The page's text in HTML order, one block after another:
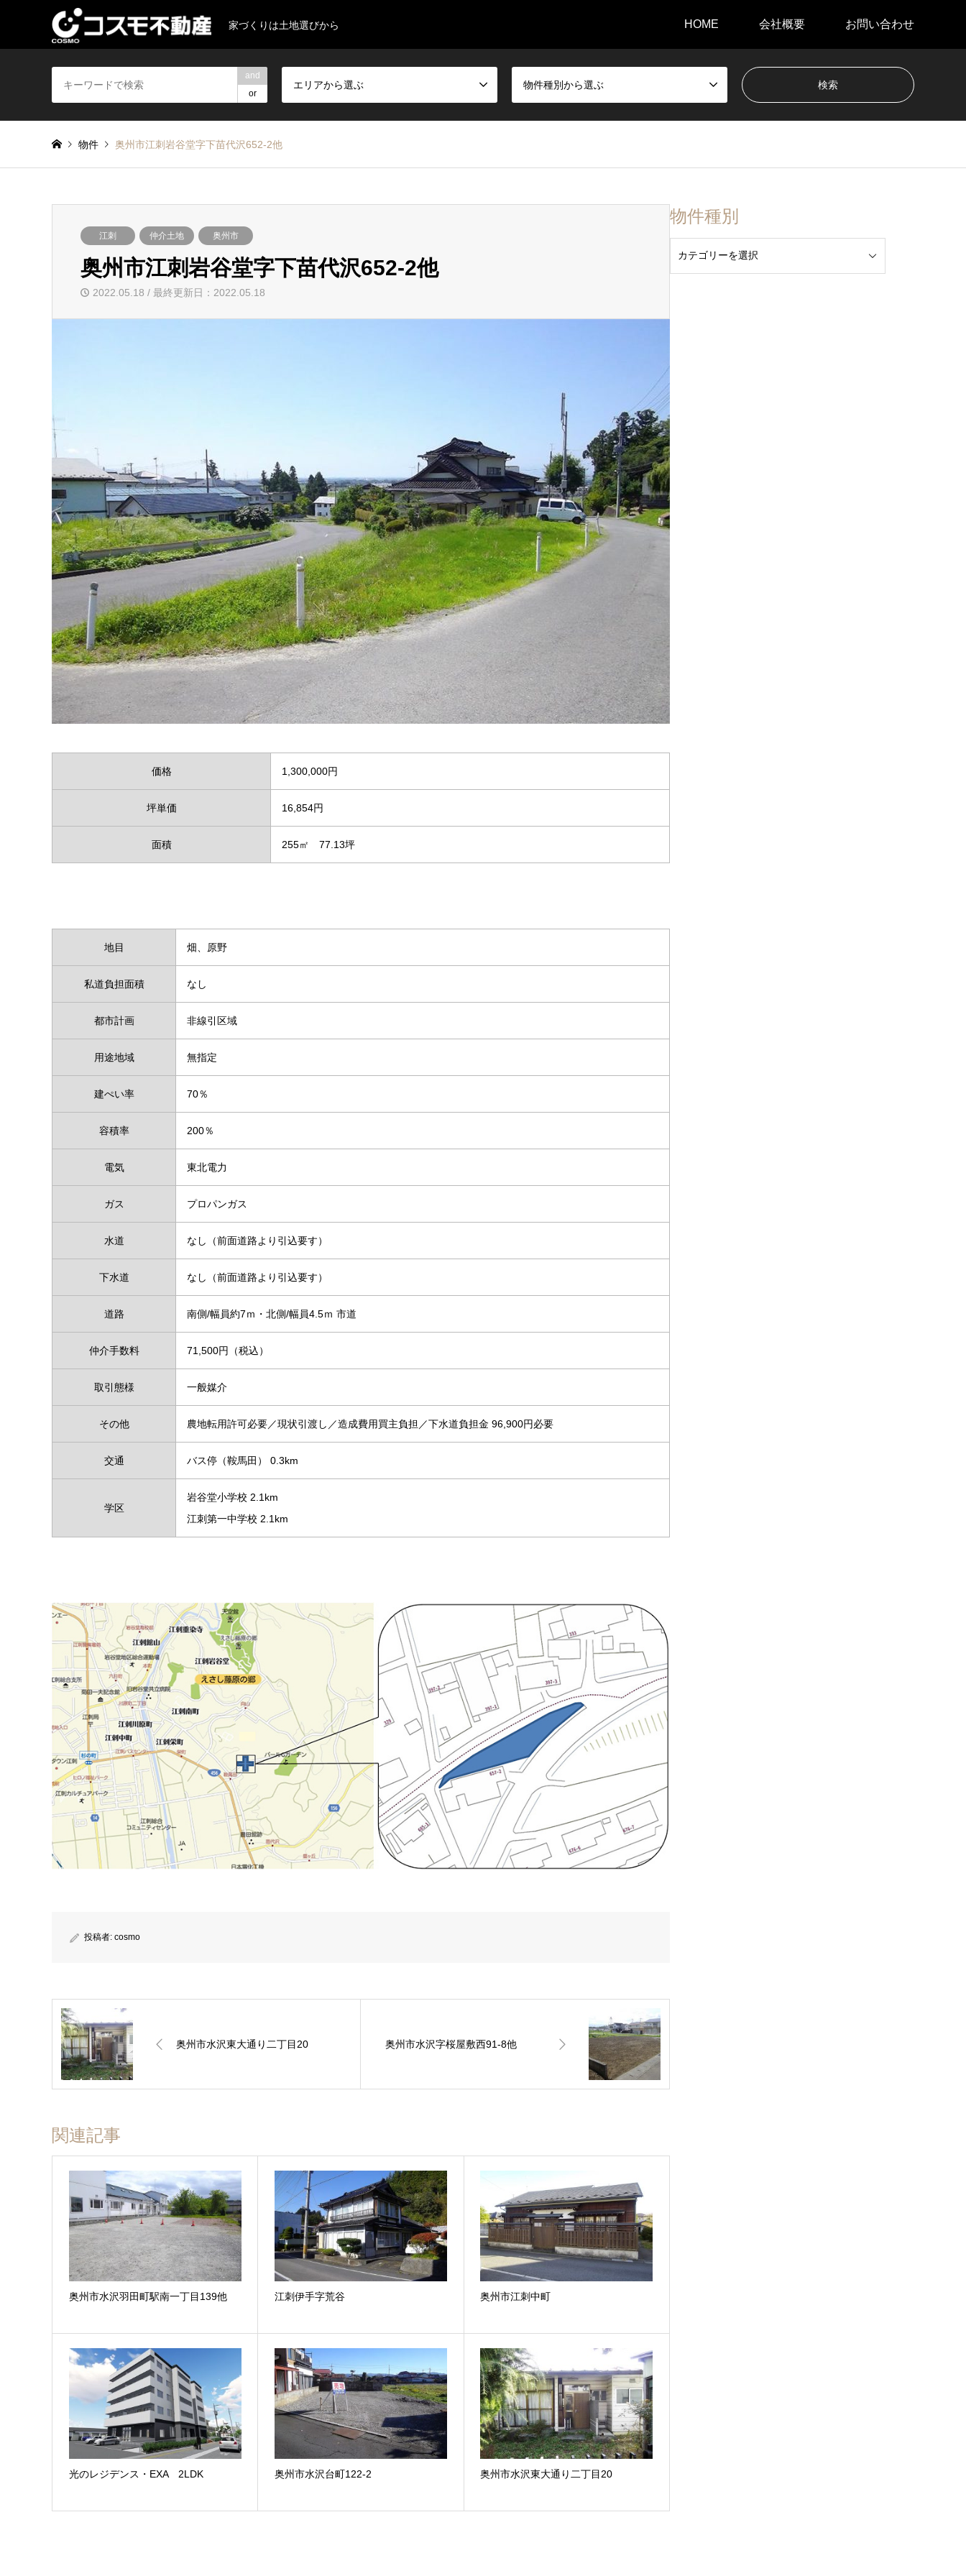
家づくりは土地選びから HOME 会社概要 お問い合わせ
and
or
エリアから選ぶ 物件種別から選ぶ
物件 奥州市江刺岩谷堂字下苗代沢652-2他
江刺 仲介土地 奥州市
奥州市江刺岩谷堂字下苗代沢652-2他
2022.05.18 / 最終更新日：2022.05.18
価格 1,300,000円
坪単価 16,854円
面積 255㎡ 77.13坪
地目 畑、原野
私道負担面積 なし
都市計画 非線引区域
用途地域 無指定
建ぺい率 70％
容積率 200％
電気 東北電力
ガス プロパンガス
水道 なし（前面道路より引込要す）
下水道 なし（前面道路より引込要す）
道路 南側/幅員約7ｍ・北側/幅員4.5ｍ 市道
仲介手数料 71,500円（税込）
取引態様 一般媒介
その他 農地転用許可必要／現状引渡し／造成費用買主負担／下水道負担金 96,900円必要
交通 バス停（鞍馬田） 0.3km
学区
岩谷堂小学校 2.1km
江刺第一中学校 2.1km
投稿者: cosmo
奥州市水沢東大通り二丁目20 奥州市水沢字桜屋敷西91-8他
関連記事
奥州市水沢羽田町駅南一丁目139他 江刺伊手字荒谷 奥州市江刺中町
光のレジデンス・EXA 2LDK 奥州市水沢台町122-2 奥州市水沢東大通り二丁目20
物件種別